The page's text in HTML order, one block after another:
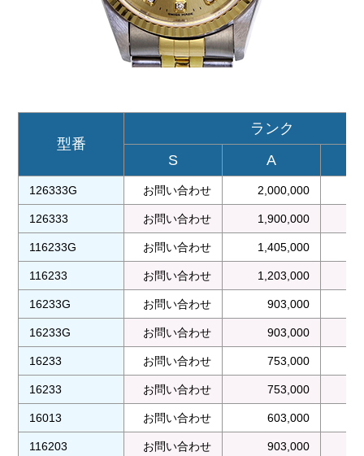
型番
ランク
S
A
126333G お問い合わせ 2,000,000
126333 お問い合わせ 1,900,000
116233G お問い合わせ 1,405,000
116233 お問い合わせ 1,203,000
16233G お問い合わせ 903,000
16233G お問い合わせ 903,000
16233 お問い合わせ 753,000
16233 お問い合わせ 753,000
16013 お問い合わせ 603,000
116203 お問い合わせ 903,000